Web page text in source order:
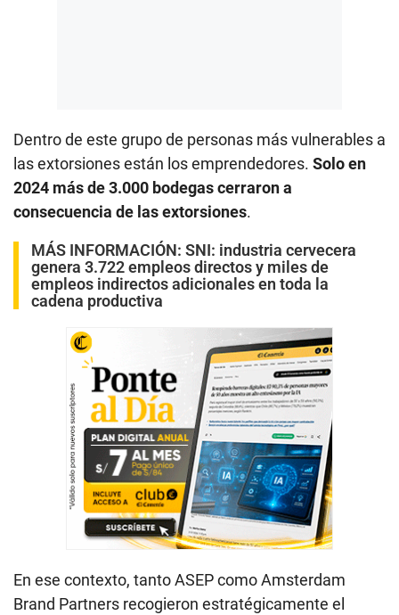
Dentro de este grupo de personas más vulnerables a
las extorsiones están los emprendedores. Solo en
2024 más de 3.000 bodegas cerraron a
consecuencia de las extorsiones.
MÁS INFORMACIÓN: SNI: industria cervecera
genera 3.722 empleos directos y miles de
empleos indirectos adicionales en toda la
cadena productiva
En ese contexto, tanto ASEP como Amsterdam
Brand Partners recogieron estratégicamente el